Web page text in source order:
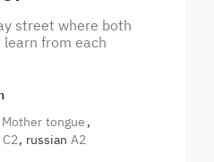
street where both
from each
Mother tongue
C2 russian A2